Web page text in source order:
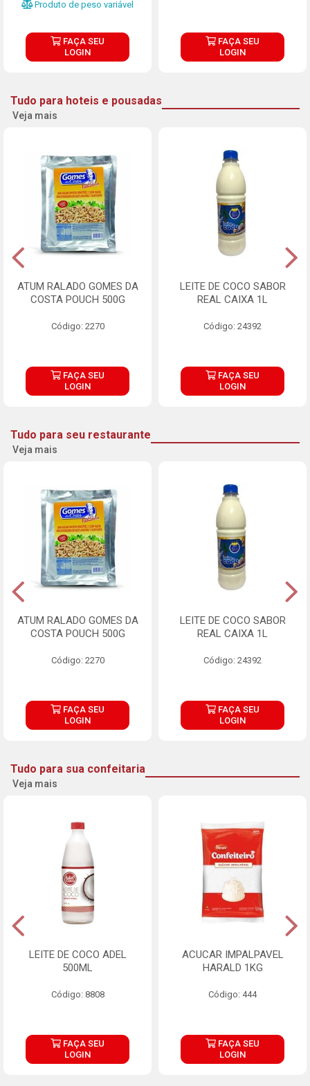
Produto de peso variável
FAÇA SEU
LOGIN
FAÇA SEU
LOGIN
Tudo para hoteis e pousadas
Veja mais
ATUM RALADO GOMES DA
COSTA POUCH 500G
Código: 2270
FAÇA SEU
LOGIN
LEITE DE COCO SABOR
REAL CAIXA 1L
Código: 24392
FAÇA SEU
LOGIN
Tudo para seu restaurante
Veja mais
ATUM RALADO GOMES DA
COSTA POUCH 500G
Código: 2270
FAÇA SEU
LOGIN
LEITE DE COCO SABOR
REAL CAIXA 1L
Código: 24392
FAÇA SEU
LOGIN
Tudo para sua confeitaria
Veja mais
LEITE DE COCO ADEL
500ML
Código: 8808
FAÇA SEU
LOGIN
ACUCAR IMPALPAVEL
HARALD 1KG
Código: 444
FAÇA SEU
LOGIN